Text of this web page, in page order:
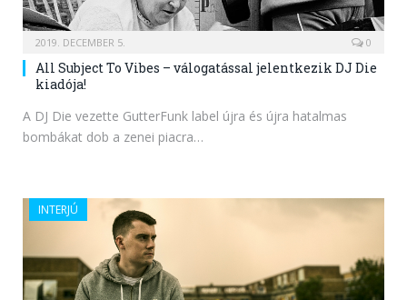
2019. DECEMBER 5. 0
All Subject To Vibes – válogatással jelentkezik DJ Die
kiadója!
A DJ Die vezette GutterFunk label újra és újra hatalmas
bombákat dob a zenei piacra…
INTERJÚ